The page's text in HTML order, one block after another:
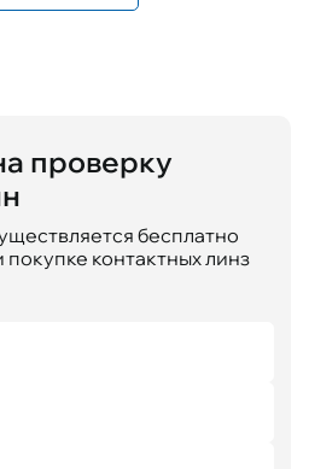
проверку
бесплатно
покупке контактных линз